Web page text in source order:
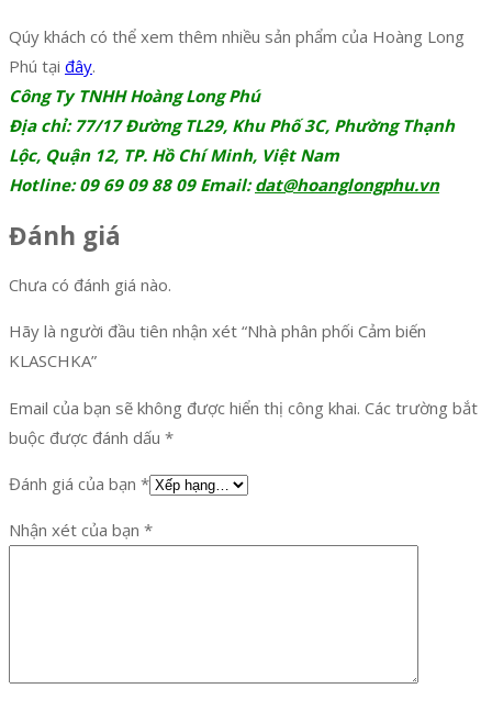
Qúy khách có thể xem thêm nhiều sản phẩm của Hoàng Long
Phú tại đây.
Công Ty TNHH Hoàng Long Phú
Địa chỉ: 77/17 Đường TL29, Khu Phố 3C, Phường Thạnh
Lộc, Quận 12, TP. Hồ Chí Minh, Việt Nam
Hotline: 09 69 09 88 09 Email:dat@hoanglongphu.vn
Đánh giá
Chưa có đánh giá nào.
Hãy là người đầu tiên nhận xét “Nhà phân phối Cảm biến
KLASCHKA”
Email của bạn sẽ không được hiển thị công khai. Các trường bắt
buộc được đánh dấu *
Đánh giá của bạn *
Nhận xét của bạn *